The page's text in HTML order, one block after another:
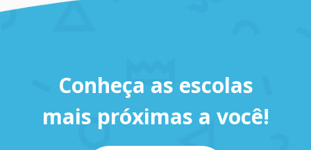
Conheça as escolas
mais próximas a você!